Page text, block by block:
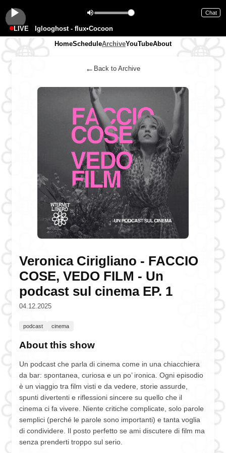
Chat
LIVE
Iglooghost - flux•Cocoon
HomeScheduleArchiveYouTubeAbout
← Back to Archive
Veronica Cirigliano - FACCIO
COSE, VEDO FILM - Un
podcast sul cinema EP. 1
04.12.2025
podcast cinema
About this show
Un podcast che parla di cinema come in una chiacchiera
da bar: spontanea, curiosa e un po’ ironica. Ogni episodio
è un viaggio tra film visti e da vedere, storie assurde,
spunti divertenti e riflessioni sincere su quello che il
cinema ci fa vivere. Niente critiche complicate, solo parole
semplici (perché le parole sono importanti) e tanta voglia
di condividere. Il posto perfetto se ami discutere di film ma
senza prenderti troppo sul serio.